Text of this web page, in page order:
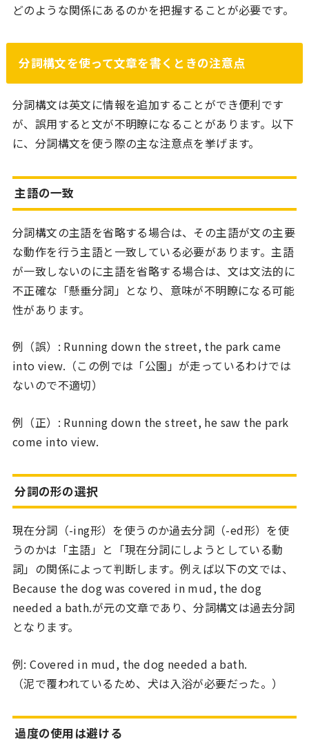
どのような関係にあるのかを把握することが必要です。
分詞構文を使って文章を書くときの注意点
分詞構文は英文に情報を追加することができ便利です
が、誤用すると文が不明瞭になることがあります。以下
に、分詞構文を使う際の主な注意点を挙げます。
主語の一致
分詞構文の主語を省略する場合は、その主語が文の主要
な動作を行う主語と一致している必要があります。主語
が一致しないのに主語を省略する場合は、文は文法的に
不正確な「懸垂分詞」となり、意味が不明瞭になる可能
性があります。
例（誤）: Running down the street, the park came
into view.（この例では「公園」が走っているわけでは
ないので不適切）
例（正）: Running down the street, he saw the park
come into view.
分詞の形の選択
現在分詞（-ing形）を使うのか過去分詞（-ed形）を使
うのかは「主語」と「現在分詞にしようとしている動
詞」の関係によって判断します。例えば以下の文では、
Because the dog was covered in mud, the dog
needed a bath.が元の文章であり、分詞構文は過去分詞
となります。
例: Covered in mud, the dog needed a bath.
（泥で覆われているため、犬は入浴が必要だった。）
過度の使用は避ける